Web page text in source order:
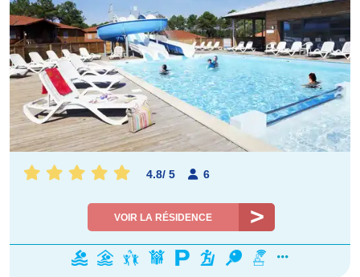
4.8/ 5 6
VOIR LA RÉSIDENCE